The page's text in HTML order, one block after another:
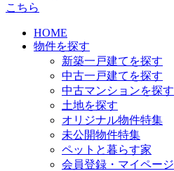
こちら
HOME
物件を探す
新築一戸建てを探す
中古一戸建てを探す
中古マンションを探す
土地を探す
オリジナル物件特集
未公開物件特集
ペットと暮らす家
会員登録・マイページ